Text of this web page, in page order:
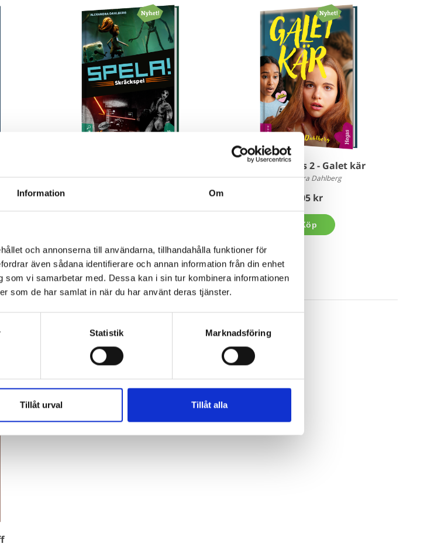
Information Om
och annonserna till användarna, tillhandahålla funktioner för
även sådana identifierare och annan information från din enhet
vi samarbetar med. Dessa kan i sin tur kombinera informationen
som de har samlat in när du har använt deras tjänster.
Statistik Marknadsföring
Tillåt urval Tillåt alla
Alexandra Dahlberg
Snapstories 2 - Galet kär
Alexandra Dahlberg
205 kr
Köp
samma kategori